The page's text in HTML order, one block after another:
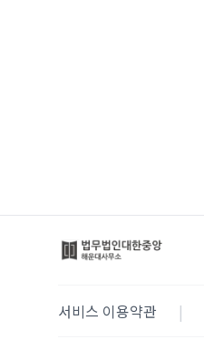
서비스 이용약관 |